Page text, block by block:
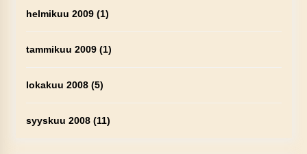
helmikuu 2009(1)
tammikuu 2009(1)
lokakuu 2008(5)
syyskuu 2008(11)